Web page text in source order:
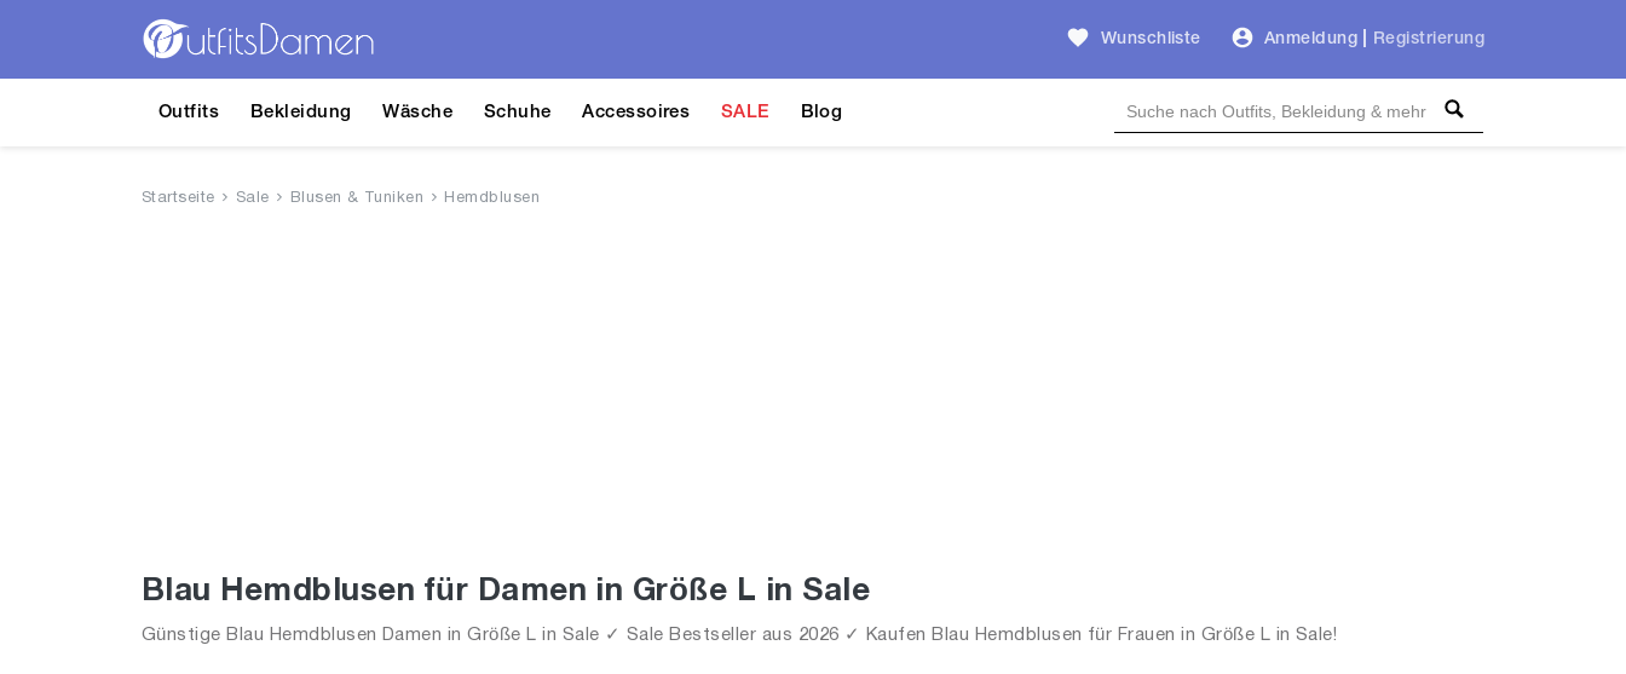
Wunschliste Anmeldung Registrierung
Outfits Bekleidung Wäsche Schuhe Accessoires SALE Blog
Startseite Sale Blusen & Tuniken Hemdblusen
Blau Hemdblusen für Damen in Größe L in Sale
Günstige Blau Hemdblusen Damen in Größe L in Sale ✓ Sale Bestseller aus 2026 ✓ Kaufen Blau Hemdblusen für Frauen in Größe L in Sale!